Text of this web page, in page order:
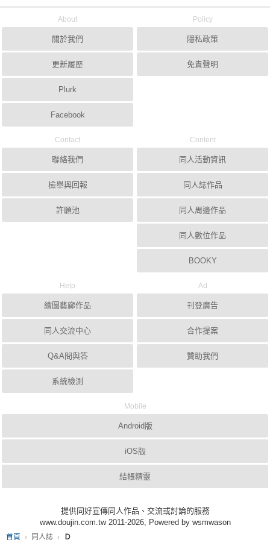
首頁 同人誌 Ｄ
About
關於我們
更新履歷
Plurk
Facebook
Policy
隱私政策
免責聲明
Contact
聯絡我們
檢舉與回報
許願池
Content
同人活動資訊
同人誌作品
同人周邊作品
同人數位作品
BOOKY
Help
繪圖藝廊作品
同人交流中心
Q&A問與答
系統檢測
Ad
刊登廣告
合作提案
贊助我們
Mobile
Android版
iOS版
結帳精靈
提供同好宣傳同人作品、交流或討論的服務
www.doujin.com.tw 2011-2026, Powered by wsmwason